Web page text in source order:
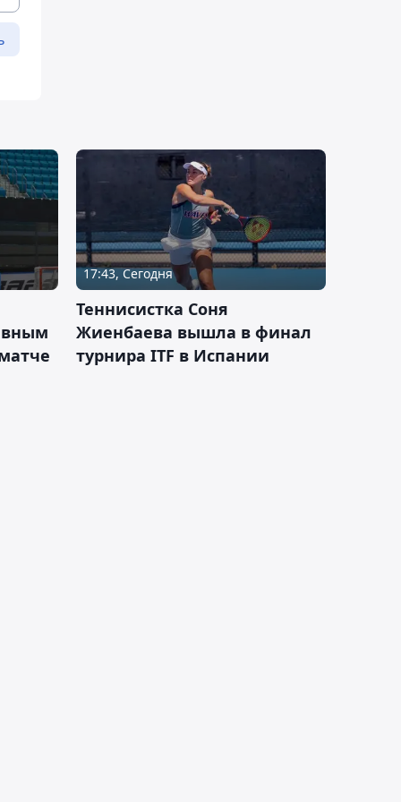
17:43, Сегодня
Теннисистка Соня
Жиенбаева вышла в финал
турнира ITF в Испании